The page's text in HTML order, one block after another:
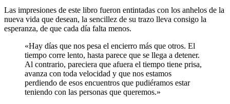
Las impresiones de este libro fueron entintadas con los anhelos de la
nueva vida que desean, la sencillez de su trazo lleva consigo la
esperanza, de que cada día falta menos.
«Hay días que nos pesa el encierro más que otros. El
tiempo corre lento, hasta parece que se llega a detener.
Al contrario, pareciera que afuera el tiempo tiene prisa,
avanza con toda velocidad y que nos estamos
perdiendo de esos encuentros que pudiéramos estar
teniendo con las personas que queremos.»